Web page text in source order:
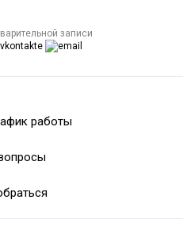
записи
работы